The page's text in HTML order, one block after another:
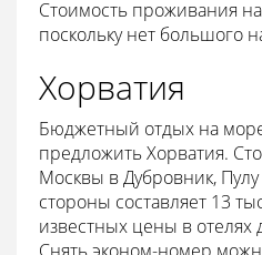
Стоимость проживания
поскольку нет большого
Хорватия
Бюджетный отдых на
предложить Хорватия.
Москвы в Дубровник,
стороны составляет 13
известных цены в отелях